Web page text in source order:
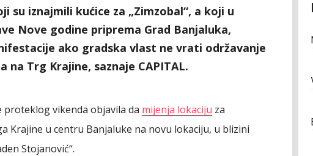
su iznajmili kućice za „Zimzobal“, a koji u
Nove godine priprema Grad Banjaluka,
ako gradska vlast ne vrati održavanje
Trg Krajine, saznaje CAPITAL.
proteklog vikenda objavila da mijenja lokaciju za
Krajine u centru Banjaluke na novu lokaciju, u blizini
Stojanović“.